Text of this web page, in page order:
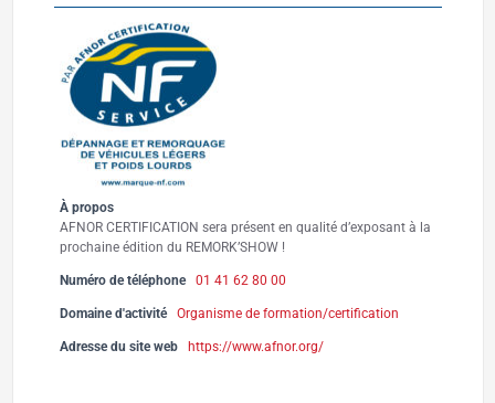
À propos
AFNOR CERTIFICATION sera présent en qualité d’exposant à la
prochaine édition du REMORK’SHOW !
Numéro de téléphone 01 41 62 80 00
Domaine d'activité Organisme de formation/certification
Adresse du site web https://www.afnor.org/